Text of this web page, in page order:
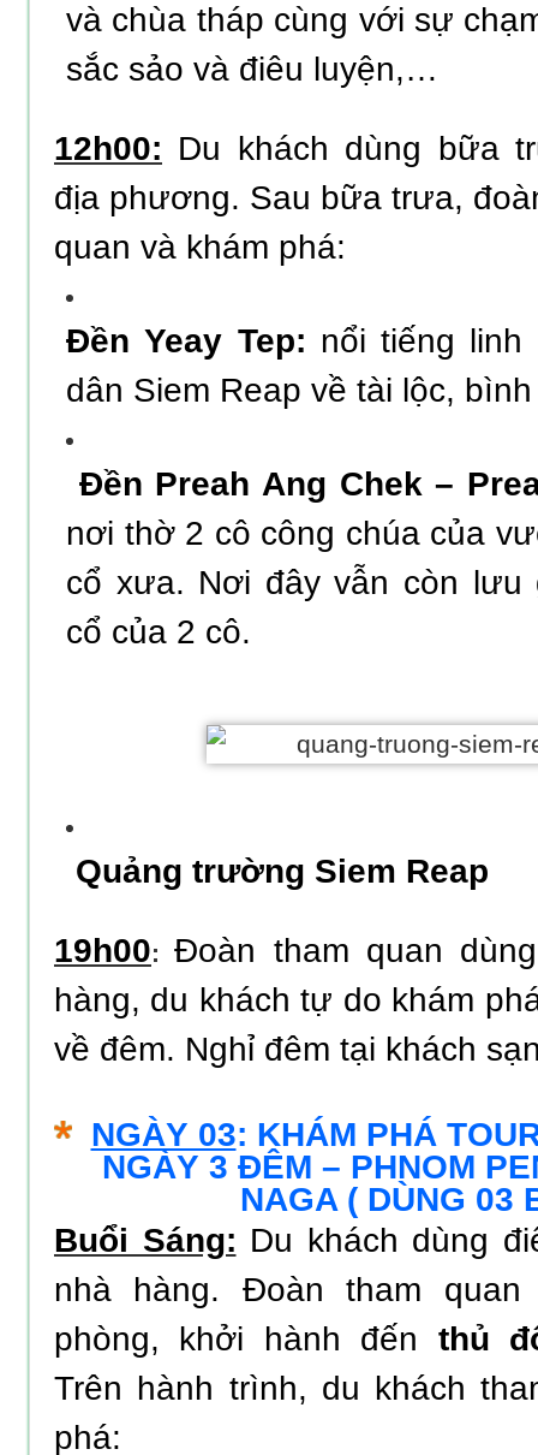
và chùa tháp cùng với sự
sắc sảo và điêu luyện,…
12h00: Du khách dùng bữa
địa phương. Sau bữa trưa,
quan và khám phá:
Đền Yeay Tep: nổi tiếng
dân Siem Reap về tài lộc,
Đền Preah Ang Chek –
nơi thờ 2 cô công chúa của
cổ xưa. Nơi đây vẫn còn
cổ của 2 cô.
Quảng trường Siem Reap
19h00:Đoàn tham quan
hàng, du khách tự do khám
về đêm. Nghỉ đêm tại khách
NGÀY 03: KHÁM PHÁ
NGÀY 3 ĐÊM – PHNOM
NAGA ( DÙNG 03
Buổi Sáng: Du khách dùng
nhà hàng. Đoàn tham
phòng, khởi hành đến thủ
Trên hành trình, du khách
phá: